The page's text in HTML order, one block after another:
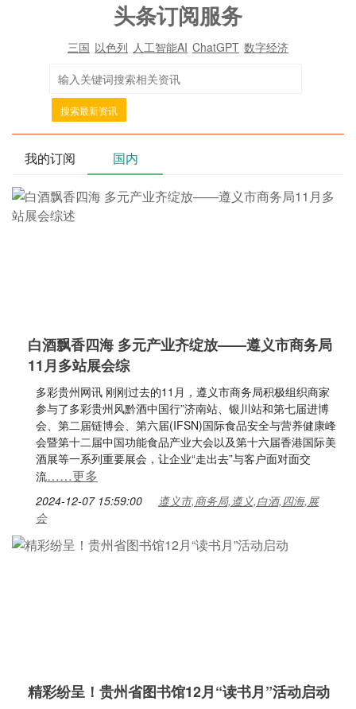
头条订阅服务
三国 以色列 人工智能AI ChatGPT 数字经济
搜索最新资讯
我的订阅 国内
白酒飘香四海 多元产业齐绽放——遵义市商务局
11月多站展会综
多彩贵州网讯 刚刚过去的11月，遵义市商务局积极组织商家
参与了多彩贵州风黔酒中国行”济南站、银川站和第七届进博
会、第二届链博会、第六届(IFSN)国际食品安全与营养健康峰
会暨第十二届中国功能食品产业大会以及第十六届香港国际美
酒展等一系列重要展会，让企业“走出去”与客户面对面交
流……更多
2024-12-07 15:59:00
遵义市,商务局,遵义,白酒,四海,展
会
精彩纷呈！贵州省图书馆12月“读书月”活动启动